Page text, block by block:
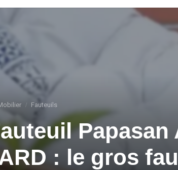
Fauteuils
Papasan
: le gros